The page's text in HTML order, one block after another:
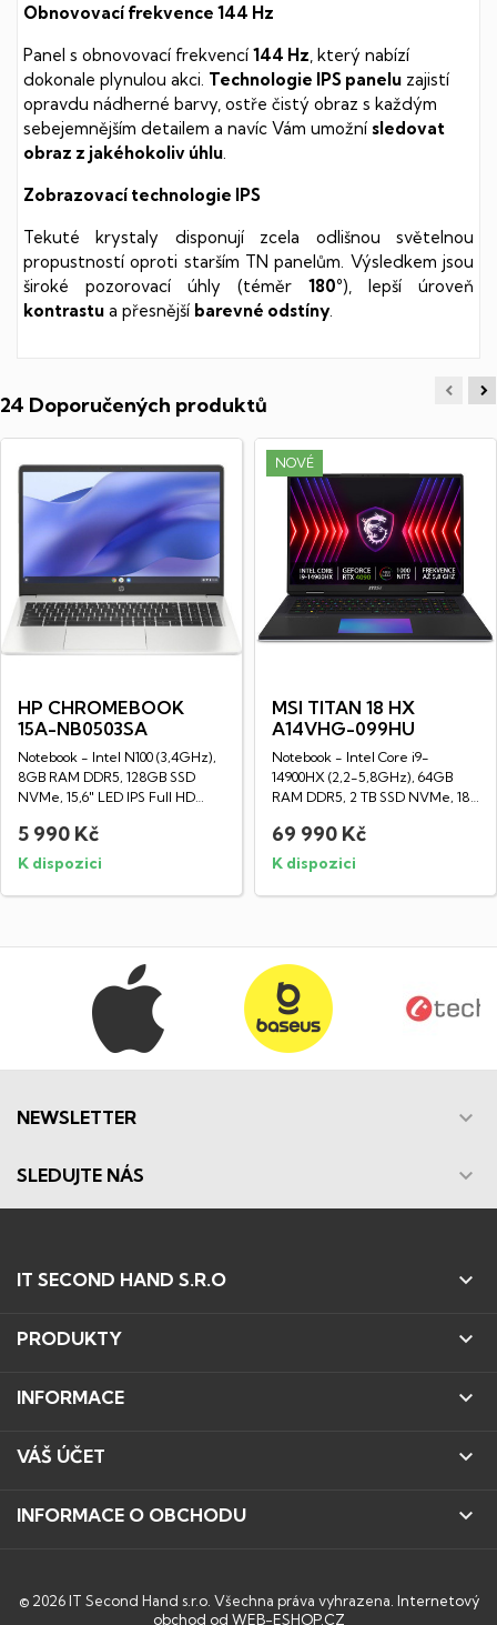
Obnovovací frekvence 144 Hz
Panel s obnovovací frekvencí 144 Hz , který nabízí
dokonale plynulou akci. Technologie IPS panelu zajistí
opravdu nádherné barvy, ostře čistý obraz s každým
sebejemnějším detailem a navíc Vám umožní sledovat
obraz z jakéhokoliv úhlu
Zobrazovací technologie IPS
Tekuté krystaly disponují zcela odlišnou světelnou
propustností oproti starším TN panelům. Výsledkem jsou
široké pozorovací úhly (téměr 180°), lepší úroveň
kontrastu a přesnější barevné odstíny
24 Doporučených produktů
HP CHROMEBOOK
15A-NB0503SA
Notebook - Intel N100 (3,4GHz),
8GB RAM DDR5, 128GB SSD
NVMe, 15,6" LED IPS Full HD
5 990 Kč
K dispozici
NOVÉ
MSI TITAN 18 HX
A14VHG-099HU
Notebook - Intel Core i9-
14900HX (2,2-5,8GHz), 64GB
RAM DDR5, 2 TB SSD NVMe, 18"
69 990 Kč
K dispozici
NEWSLETTER 
SLEDUJTE NÁS 
IT SECOND HAND S.R.O 
PRODUKTY 
INFORMACE 
VÁŠ ÚČET 
INFORMACE O OBCHODU 
© 2026 IT Second Hand s.r.o. Všechna práva vyhrazena. Internetový
obchod od WEB-ESHOP.CZ